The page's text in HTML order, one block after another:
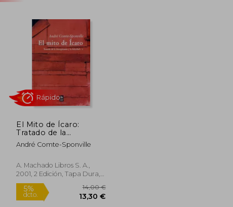
El Mito de Ícaro:
Tratado de la
Desesperanza y de la
Felicidad/1 (Mínimo
André Comte-Sponville
A. Machado Libros S. A.,
2001, 2 Edición, Tapa Dura,
Nuevo
Rápido